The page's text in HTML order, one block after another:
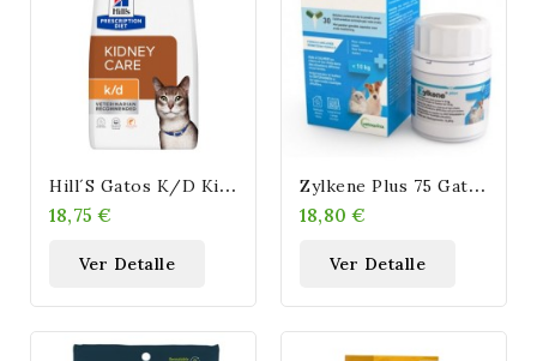
H
Ill´s Gatos K/d Kidney Care (Salmon)
18,75 €
Ver Detalle
Z
Ylkene Plus 75 Gatos Y Perros Pequeños 30 Caps.
18,80 €
Ver Detalle